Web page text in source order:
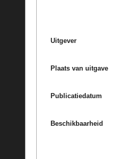
Uitgever
Plaats van uitgave
Publicatiedatum
Beschikbaarheid